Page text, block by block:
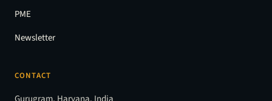
PME
Newsletter
CONTACT